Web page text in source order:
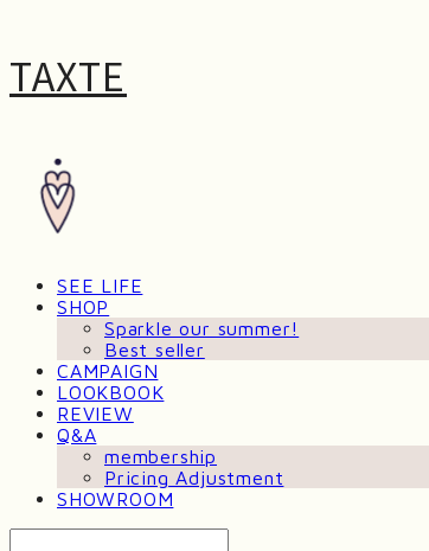
TAXTE
SEE LIFE
SHOP
Sparkle our summer!
Best seller
CAMPAIGN
LOOKBOOK
REVIEW
Q&A
membership
Pricing Adjustment
SHOWROOM